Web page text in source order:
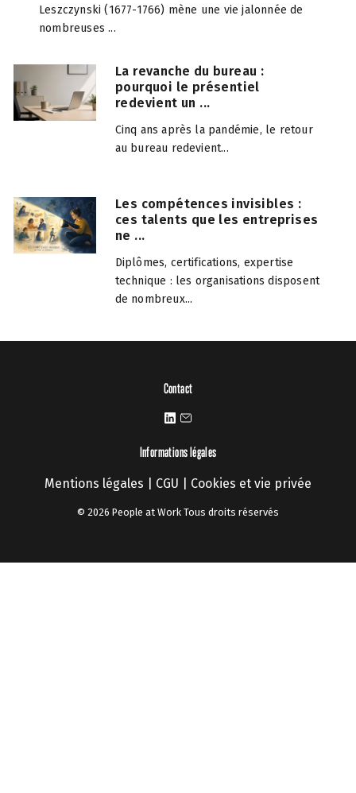
Leszczynski (1677-1766) mène une vie jalonnée de
nombreuses ...
La revanche du bureau :
pourquoi le présentiel
redevient un ...
Cinq ans après la pandémie, le retour
au bureau redevient...
Les compétences invisibles :
ces talents que les entreprises
ne ...
Diplômes, certifications, expertise
technique : les organisations disposent
de nombreux...
Contact
Informations légales
Mentions légales CGU Cookies et vie privée
© 2026 People at Work Tous droits réservés